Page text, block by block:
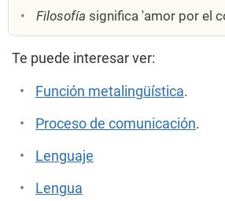
Filosofía significa 'amor por el
Te puede interesar ver:
Función metalingüística.
Proceso de comunicación.
Lenguaje
Lengua